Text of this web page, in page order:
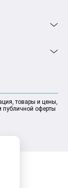
товары и цены,
публичной оферты